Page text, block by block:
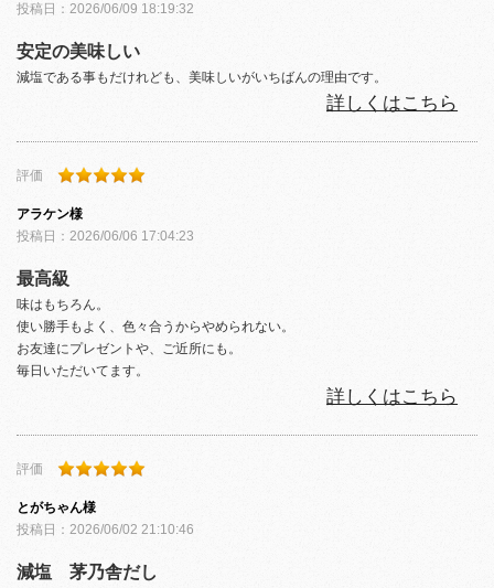
投稿日： 2026/06/09 18:19:32
安定の美味しい
減塩である事もだけれども、美味しいがいちばんの理由です。
詳しくはこちら
評価
アラケン様
投稿日： 2026/06/06 17:04:23
最高級
味はもちろん。
使い勝手もよく、色々合うからやめられない。
お友達にプレゼントや、ご近所にも。
毎日いただいてます。
詳しくはこちら
評価
とがちゃん様
投稿日： 2026/06/02 21:10:46
減塩 茅乃舎だし